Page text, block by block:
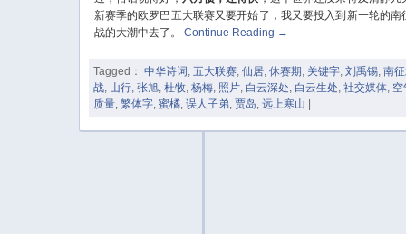
新赛季的欧罗巴五大联赛又要开始了，我又要投入到新一轮的南
战的大潮中去了。
Continue Reading →
Tagged： 中华诗词 ,五大联赛,仙居,休赛期, 关键字,刘禹锡,南
战, 山行,张旭,杜牧,杨梅, 照片, 白云深处, 白云生处,社交媒体, 空
质量,繁体字,蜜橘,误人子弟, 贾岛,远上寒山